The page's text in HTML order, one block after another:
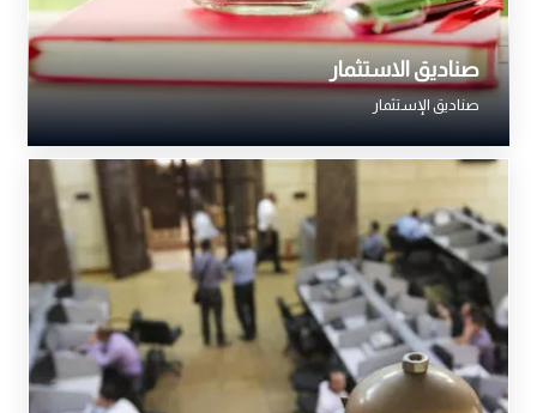
صناديق الاستثمار
صناديق الإستثمار